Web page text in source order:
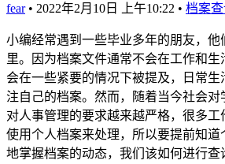
fear • 2022年2月10日 上午10:22 • 档案
小编经常遇到一些毕业多年的朋友，他
里。因为档案文件通常不会在工作和生
会在一些紧要的情况下被提及，日常
注自己的档案。然而，随着当今社会对
对人事管理的要求越来越严格，很多
使用个人档案来处理，所以要提前知道
地掌握档案的动态，我们该如何进行